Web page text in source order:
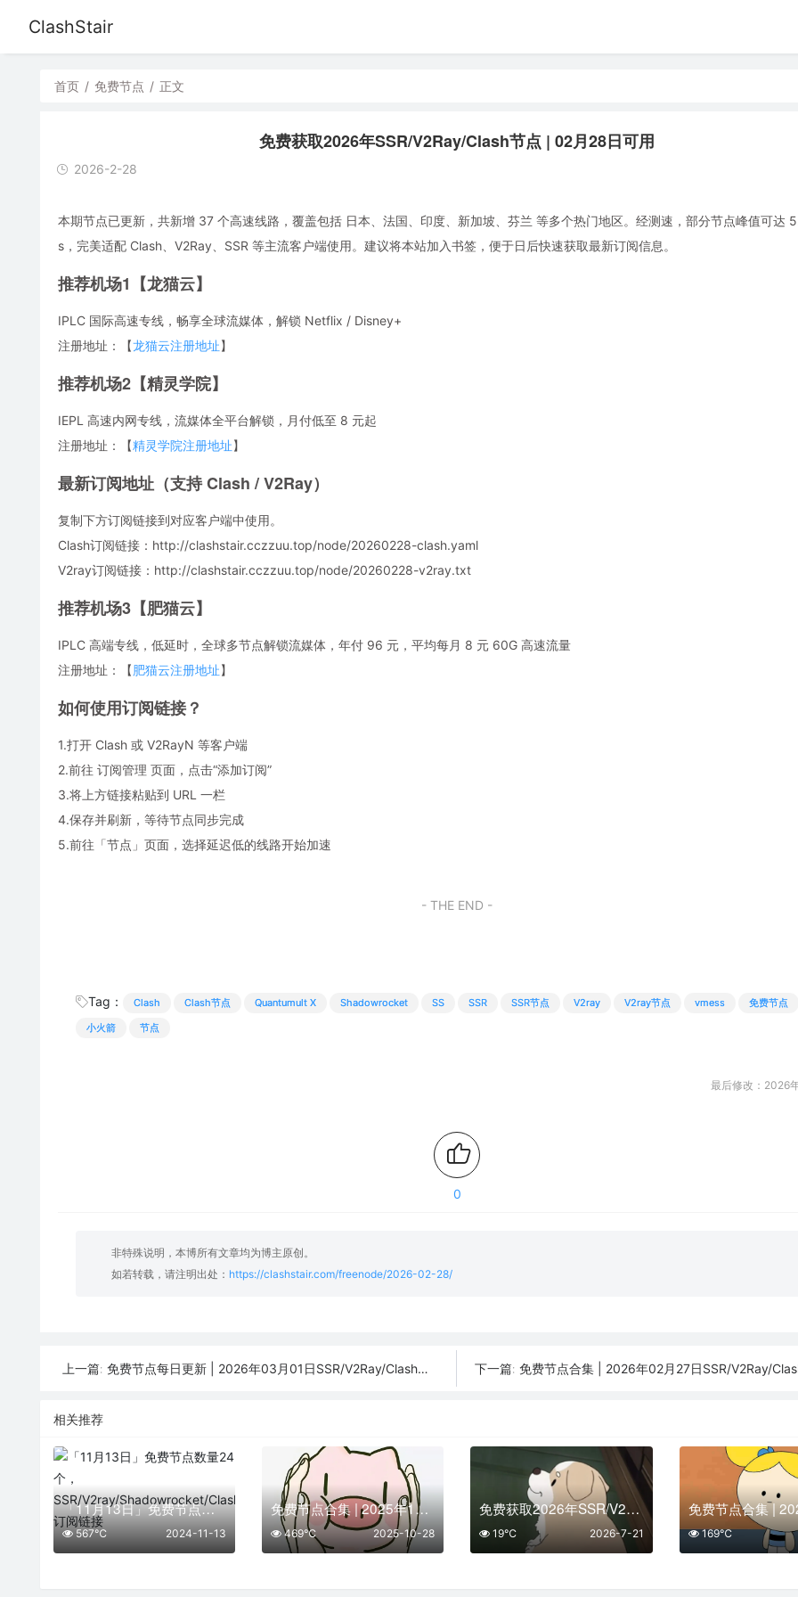
ClashStair
首页 / 免费节点 / 正文
免费获取2026年SSR/V2Ray/Clash节点 | 02月28日可用
2026-2-28
本期节点已更新，共新增 37 个高速线路，覆盖包括 日本、法国、印度、新加坡、芬兰 等多个热门地区。经测速，部分节点峰值可达
s，完美适配 Clash、V2Ray、SSR 等主流客户端使用。建议将本站加入书签，便于日后快速获取最新订阅信息。
推荐机场1【龙猫云】
IPLC 国际高速专线，畅享全球流媒体，解锁 Netflix / Disney+
注册地址：【龙猫云注册地址】
推荐机场2【精灵学院】
IEPL 高速内网专线，流媒体全平台解锁，月付低至 8 元起
注册地址：【精灵学院注册地址】
最新订阅地址（支持 Clash / V2Ray）
复制下方订阅链接到对应客户端中使用。
Clash订阅链接：http://clashstair.cczzuu.top/node/20260228-clash.yaml
V2ray订阅链接：http://clashstair.cczzuu.top/node/20260228-v2ray.txt
推荐机场3【肥猫云】
IPLC 高端专线，低延时，全球多节点解锁流媒体，年付 96 元，平均每月 8 元 60G 高速流量
注册地址：【肥猫云注册地址】
如何使用订阅链接？
1.打开 Clash 或 V2RayN 等客户端
2.前往 订阅管理 页面，点击“添加订阅”
3.将上方链接粘贴到 URL 一栏
4.保存并刷新，等待节点同步完成
5.前往「节点」页面，选择延迟低的线路开始加速
- THE END -
Tag： Clash Clash节点 Quantumult X Shadowrocket SS SSR SSR节点 V2ray V2ray节点 vmess
免费节点
小火箭
节点
最后修改：2026
0
非特殊说明，本博所有文章均为博主原创。
如若转载，请注明出处： https://clashstair.com/freenode/2026-02-28/
上一篇: 免费节点每日更新 | 2026年03月01日SSR/V2Ray/Clash可用订阅 下一篇: 免费节点合集 | 2026年02月27日SSR/V2Ray/Clash订
相关推荐
「11月13日」免费节点数量24个，SSR/V2ray/Shadowrocket/Clash订阅链接
2024-11-13
567℃
免费节点合集 | 2025年10月28日SSR/V2Ray/Clash订阅整理
2025-10-28
469℃
免费获取2026年SSR/V2Ray/Clash节点 | 7月21日可用
2026-7-21
19℃ 169℃